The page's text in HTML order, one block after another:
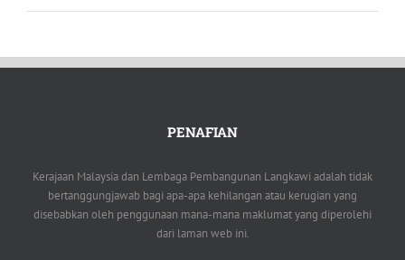
PENAFIAN
Kerajaan Malaysia dan Lembaga Pembangunan Langkawi adalah tidak
bertanggungjawab bagi apa-apa kehilangan atau kerugian yang
disebabkan oleh penggunaan mana-mana maklumat yang diperolehi
dari laman web ini.